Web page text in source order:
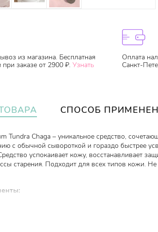
из магазина. Бесплатная
заказе от 2900 ₽. Узнать
Оплата
Санкт-
СПОСОБ
Tundra Chaga – уникальное средство,
с обычной сывороткой и гораздо быстрее
успокаивает кожу, восстанавливает
старения. Подходит для всех типов кожи. Не
(56.4%). Гриб чага является источником